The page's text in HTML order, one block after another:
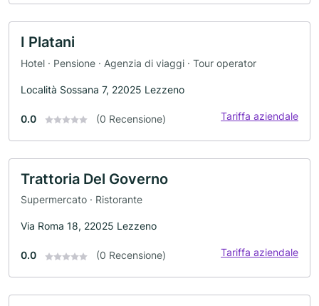
I Platani
Hotel · Pensione · Agenzia di viaggi · Tour operator
Località Sossana 7, 22025 Lezzeno
0.0 (0 Recensione) Tariffa aziendale
Trattoria Del Governo
Supermercato · Ristorante
Via Roma 18, 22025 Lezzeno
0.0 (0 Recensione) Tariffa aziendale